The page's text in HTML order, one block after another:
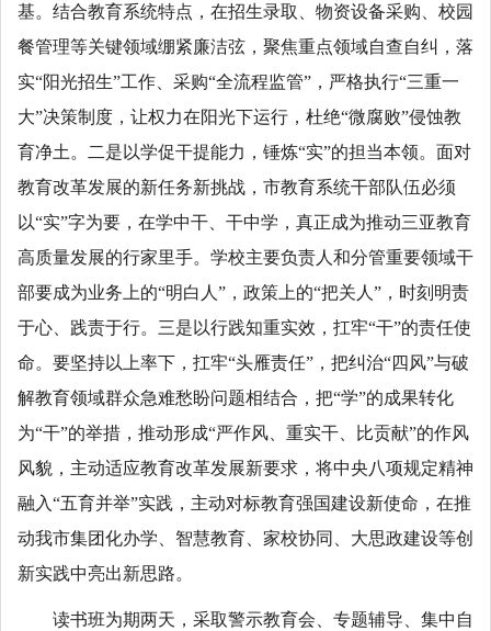
基。结合教育系统特点，在招生录取、物资设备采购、校园
餐管理等关键领域绷紧廉洁弦，聚焦重点领域自查自纠，落
实“阳光招生”工作、采购“全流程监管”，严格执行“三重一
大”决策制度，让权力在阳光下运行，杜绝“微腐败”侵蚀教
育净土。二是以学促干提能力，锤炼“实”的担当本领。面对
教育改革发展的新任务新挑战，市教育系统干部队伍必须
以“实”字为要，在学中干、干中学，真正成为推动三亚教育
高质量发展的行家里手。学校主要负责人和分管重要领域干
部要成为业务上的“明白人”，政策上的“把关人”，时刻明责
于心、践责于行。三是以行践知重实效，扛牢“干”的责任使
命。要坚持以上率下，扛牢“头雁责任”，把纠治“四风”与破
解教育领域群众急难愁盼问题相结合，把“学”的成果转化
为“干”的举措，推动形成“严作风、重实干、比贡献”的作风
风貌，主动适应教育改革发展新要求，将中央八项规定精神
融入“五育并举”实践，主动对标教育强国建设新使命，在推
动我市集团化办学、智慧教育、家校协同、大思政建设等创
新实践中亮出新思路。
读书班为期两天，采取警示教育会、专题辅导、集中自